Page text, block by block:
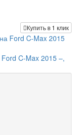
Купить в 1 клик
C-Max 2015 –,